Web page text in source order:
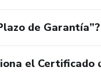
de Garantía”?
el Certificado